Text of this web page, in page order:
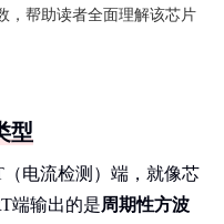
，帮助读者全面理解该芯片
型
电流检测）端，就像芯
端输出的是周期性方波